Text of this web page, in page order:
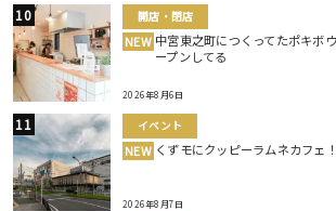
開店・閉店
NEW 中宮東之町につくってたポキボ
ープンしてる
2026年8月6日
イベント
NEW くずモにクッピーラムネカフェ
2026年8月7日